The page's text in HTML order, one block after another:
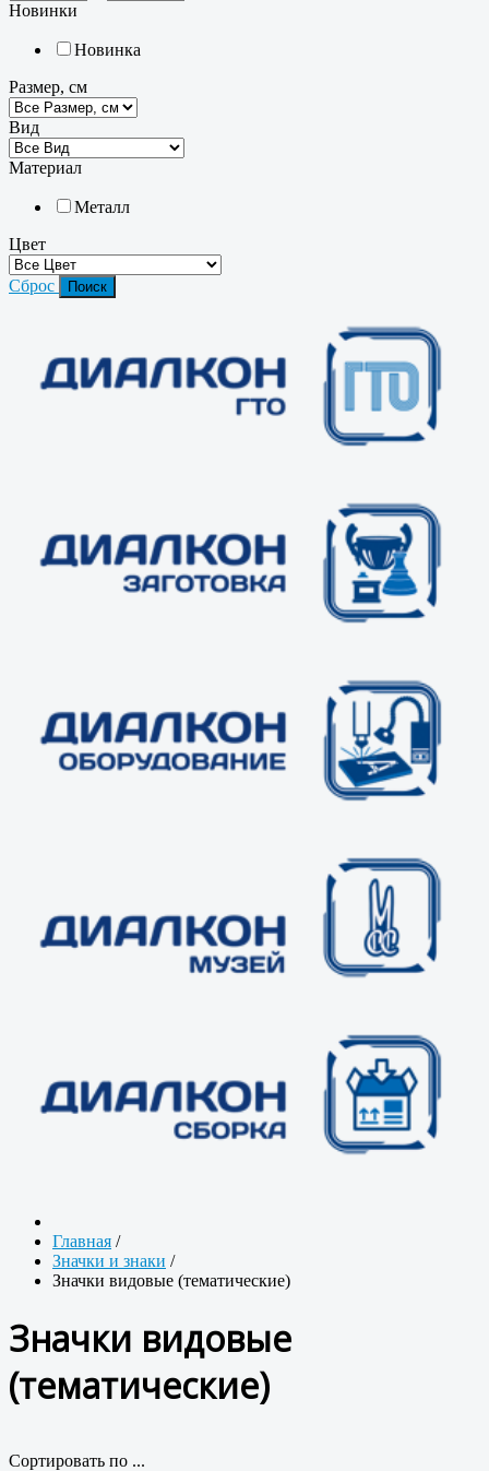
Новинки
Новинка
Размер, см
Вид
Материал
Металл
Цвет
Сброс
Главная /
Значки и знаки /
Значки видовые (тематические)
Значки видовые
(тематические)
Сортировать по ...